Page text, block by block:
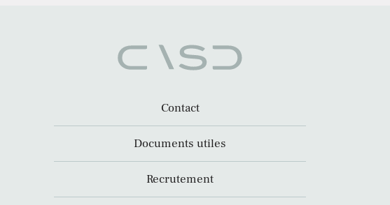
Contact
Documents utiles
Recrutement